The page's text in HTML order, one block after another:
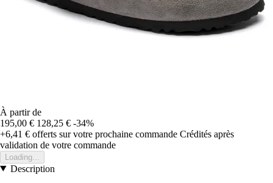
À partir de
195,00 € 128,25 € -34%
+6,41 € offerts sur votre prochaine commande Crédités après
validation de votre commande
Loading...
Description